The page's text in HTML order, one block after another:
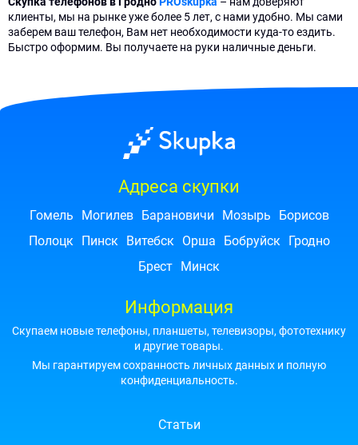
клиенты, мы на рынке уже более 5 лет, с нами удобно. Мы сами
заберем ваш телефон, Вам нет необходимости куда-то ездить.
Быстро оформим. Вы получаете на руки наличные деньги.
Адреса скупки
Гомель Могилев Барановичи Мозырь
Борисов
Полоцк
Пинск Витебск Орша Бобруйск
Гродно
Брест
Минск
Информация
Скупаем новые телефоны, планшеты, телевизоры, фототехнику
и другие товары.
Мы гарантируем сохранность личных данных и полную
конфиденциальность.
Статьи